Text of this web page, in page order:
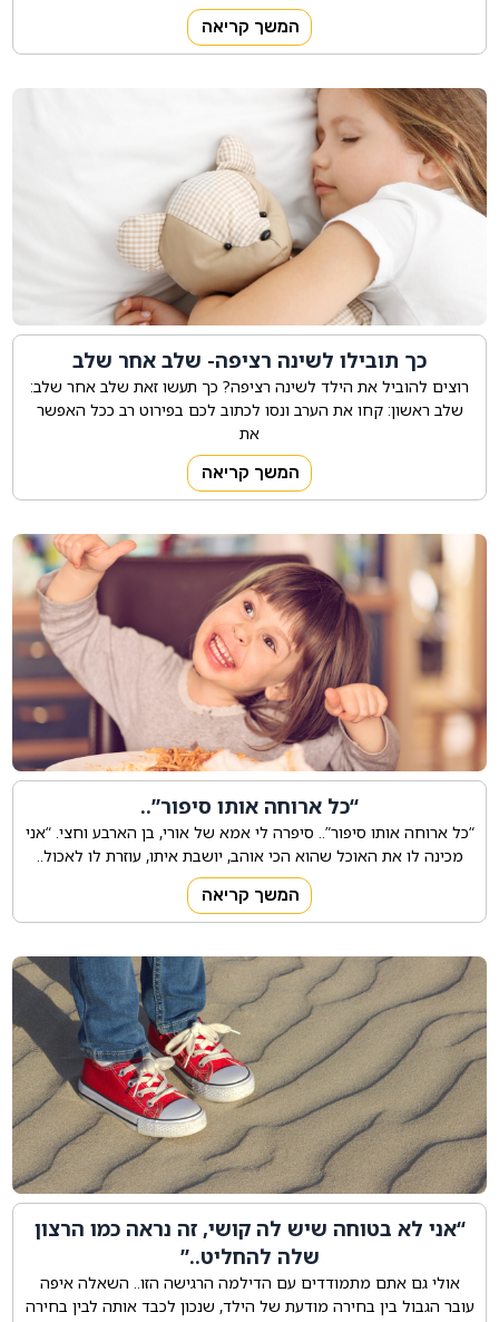
המשך קריאה
כך תובילו לשינה רציפה- שלב אחר שלב
רוצים להוביל את הילד לשינה רציפה? כך תעשו זאת שלב אחר שלב:
שלב ראשון: קחו את הערב ונסו לכתוב לכם בפירוט רב ככל האפשר
את
המשך קריאה
“כל ארוחה אותו סיפור”..
“כל ארוחה אותו סיפור”.. סיפרה לי אמא של אורי, בן הארבע וחצי. “אני
מכינה לו את האוכל שהוא הכי אוהב, יושבת איתו, עוזרת לו לאכול..
המשך קריאה
“אני לא בטוחה שיש לה קושי, זה נראה כמו הרצון
שלה להחליט..”
אולי גם אתם מתמודדים עם הדילמה הרגישה הזו.. השאלה איפה
עובר הגבול בין בחירה מודעת של הילד, שנכון לכבד אותה לבין בחירה